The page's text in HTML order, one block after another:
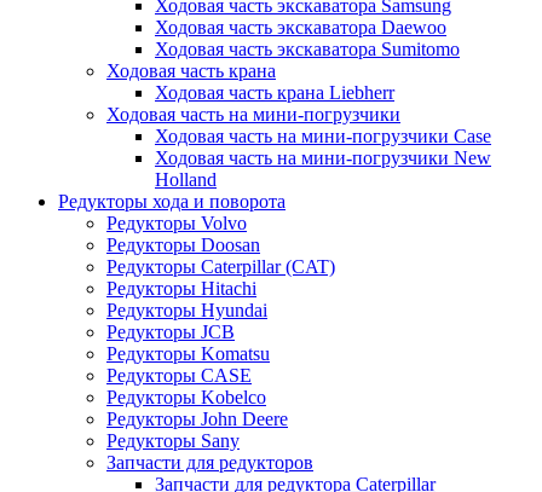
Ходовая часть экскаватора Samsung
Ходовая часть экскаватора Daewoo
Ходовая часть экскаватора Sumitomo
Ходовая часть крана
Ходовая часть крана Liebherr
Ходовая часть на мини-погрузчики
Ходовая часть на мини-погрузчики Case
Ходовая часть на мини-погрузчики New
Holland
Редукторы хода и поворота
Редукторы Volvo
Редукторы Doosan
Редукторы Caterpillar (CAT)
Редукторы Hitachi
Редукторы Hyundai
Редукторы JCB
Редукторы Komatsu
Редукторы CASE
Редукторы Kobelco
Редукторы John Deere
Редукторы Sany
Запчасти для редукторов
Запчасти для редуктора Caterpillar